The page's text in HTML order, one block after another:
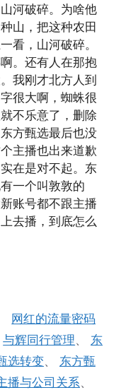
河破碎。为啥他
山，把这种农田
看，山河破碎。
。还有人在那抱
我刚才北方人到
很大啊，蜘蛛很
不乐意了，删除
方甄选最后也没
主播也出来道歉
在是对不起。东
一个叫敦敦的
账号都不跟主播
去播，到底怎么
网红的流量密码
与辉同行管理、 东
选转变、 东方甄
播与公司关系、